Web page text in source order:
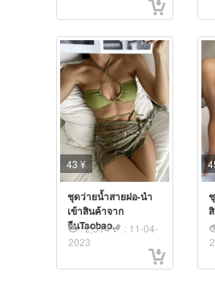
43 ¥
ชุดว่ายน้ำสายฝอ-นำ
เข้าสินค้าจาก
จีนTaobao...
: 2,314
: 11-04-
2023